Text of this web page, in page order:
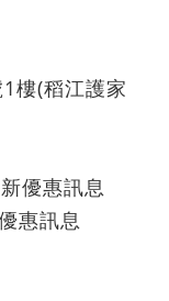
樓(稻江護家
優惠訊息
惠訊息